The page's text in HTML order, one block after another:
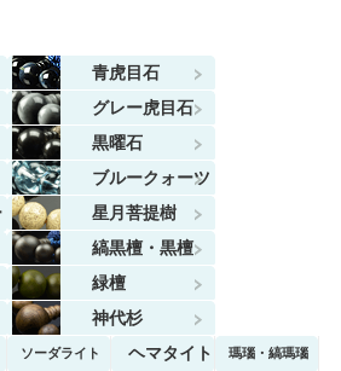
青虎目石
グレー虎目石
黒曜石
ブルークォーツ
星月菩提樹
縞黒檀・黒檀
緑檀
神代杉
ソーダライト ヘマタイト 瑪瑙・縞瑪瑙